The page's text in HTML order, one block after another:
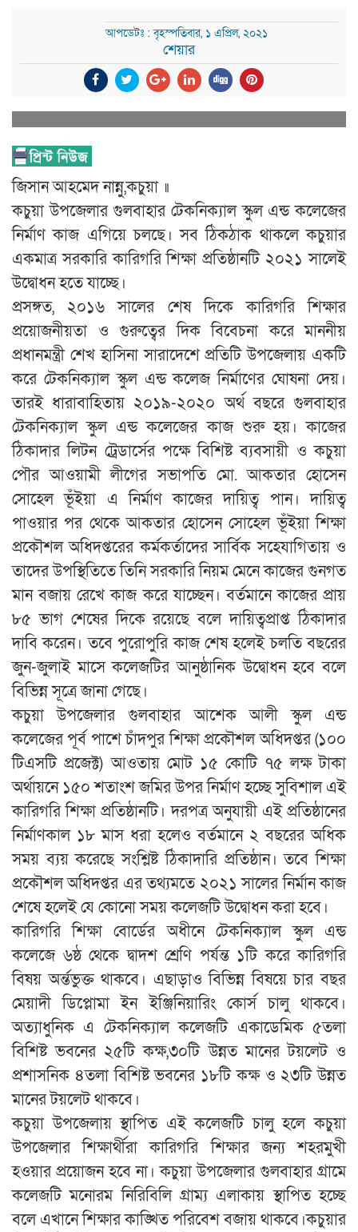
আপডেটঃ : বৃহস্পতিবার, ১ এপ্রিল, ২০২১
শেয়ার
জিসান আহমেদ নান্নু,কচুয়া ॥
কচুয়া উপজেলার গুলবাহার টেকনিক্যাল স্কুল এন্ড কলেজের
নির্মাণ কাজ এগিয়ে চলছে। সব ঠিকঠাক থাকলে কচুয়ার
একমাত্র সরকারি কারিগরি শিক্ষা প্রতিষ্ঠানটি ২০২১ সালেই
উদ্বোধন হতে যাচ্ছে।
প্রসঙ্গত, ২০১৬ সালের শেষ দিকে কারিগরি শিক্ষার
প্রয়োজনীয়তা ও গুরুত্বের দিক বিবেচনা করে মাননীয়
প্রধানমন্ত্রী শেখ হাসিনা সারাদেশে প্রতিটি উপজেলায় একটি
করে টেকনিক্যাল স্কুল এন্ড কলেজ নির্মাণের ঘোষনা দেয়।
তারই ধারাবাহিতায় ২০১৯-২০২০ অর্থ বছরে গুলবাহার
টেকনিক্যাল স্কুল এন্ড কলেজের কাজ শুরু হয়। কাজের
ঠিকাদার লিটন ট্রেডার্সের পক্ষে বিশিষ্ট ব্যবসায়ী ও কচুয়া
পৌর আওয়ামী লীগের সভাপতি মো. আকতার হোসেন
সোহেল ভূঁইয়া এ নির্মাণ কাজের দায়িত্ব পান। দায়িত্ব
পাওয়ার পর থেকে আকতার হোসেন সোহেল ভূঁইয়া শিক্ষা
প্রকৌশল অধিদপ্তরের কর্মকর্তাদের সার্বিক সহেযাগিতায় ও
তাদের উপস্থিতিতে তিনি সরকারি নিয়ম মেনে কাজের গুনগত
মান বজায় রেখে কাজ করে যাচ্ছেন। বর্তমানে কাজের প্রায়
৮৫ ভাগ শেষের দিকে রয়েছে বলে দায়িত্বপ্রাপ্ত ঠিকাদার
দাবি করেন। তবে পুরোপুরি কাজ শেষ হলেই চলতি বছরের
জুন-জুলাই মাসে কলেজটির আনুষ্ঠানিক উদ্বোধন হবে বলে
বিভিন্ন সূত্রে জানা গেছে।
কচুয়া উপজেলার গুলবাহার আশেক আলী স্কুল এন্ড
কলেজের পূর্ব পাশে চাঁদপুর শিক্ষা প্রকৌশল অধিদপ্তর (১০০
টিএসটি প্রজেক্ট) আওতায় মোট ১৫ কোটি ৭৫ লক্ষ টাকা
অর্থায়নে ১৫০ শতাংশ জমির উপর নির্মাণ হচ্ছে সুবিশাল এই
কারিগরি শিক্ষা প্রতিষ্ঠানটি। দরপত্র অনুযায়ী এই প্রতিষ্ঠানের
নির্মাণকাল ১৮ মাস ধরা হলেও বর্তমানে ২ বছরের অধিক
সময় ব্যয় করেছে সংশ্লিষ্ট ঠিকাদারি প্রতিষ্ঠান। তবে শিক্ষা
প্রকৌশল অধিদপ্তর এর তথ্যমতে ২০২১ সালের নির্মান কাজ
শেষে হলেই যে কোনো সময় কলেজটি উদ্বোধন করা হবে।
কারিগরি শিক্ষা বোর্ডের অধীনে টেকনিক্যাল স্কুল এন্ড
কলেজে ৬ষ্ঠ থেকে দ্বাদশ শ্রেণি পর্যন্ত ১টি করে কারিগরি
বিষয় অর্ন্তভুক্ত থাকবে। এছাড়াও বিভিন্ন বিষয়ে চার বছর
মেয়াদী ডিপ্লোমা ইন ইঞ্জিনিয়ারিং কোর্স চালু থাকবে।
অত্যাধুনিক এ টেকনিক্যাল কলেজটি একাডেমিক ৫তলা
বিশিষ্ট ভবনের ২৫টি কক্ষ,৩০টি উন্নত মানের টয়লেট ও
প্রশাসনিক ৪তলা বিশিষ্ট ভবনের ১৮টি কক্ষ ও ২৩টি উন্নত
মানের টয়লেট থাকবে।
কচুয়া উপজেলায় স্থাপিত এই কলেজটি চালু হলে কচুয়া
উপজেলার শিক্ষার্থীরা কারিগরি শিক্ষার জন্য শহরমুখী
হওয়ার প্রয়োজন হবে না। কচুয়া উপজেলার গুলবাহার গ্রামে
কলেজটি মনোরম নিরিবিলি গ্রাম্য এলাকায় স্থাপিত হচ্ছে
বলে এখানে শিক্ষার কাঙ্খিত পরিবেশ বজায় থাকবে।কচুয়ার